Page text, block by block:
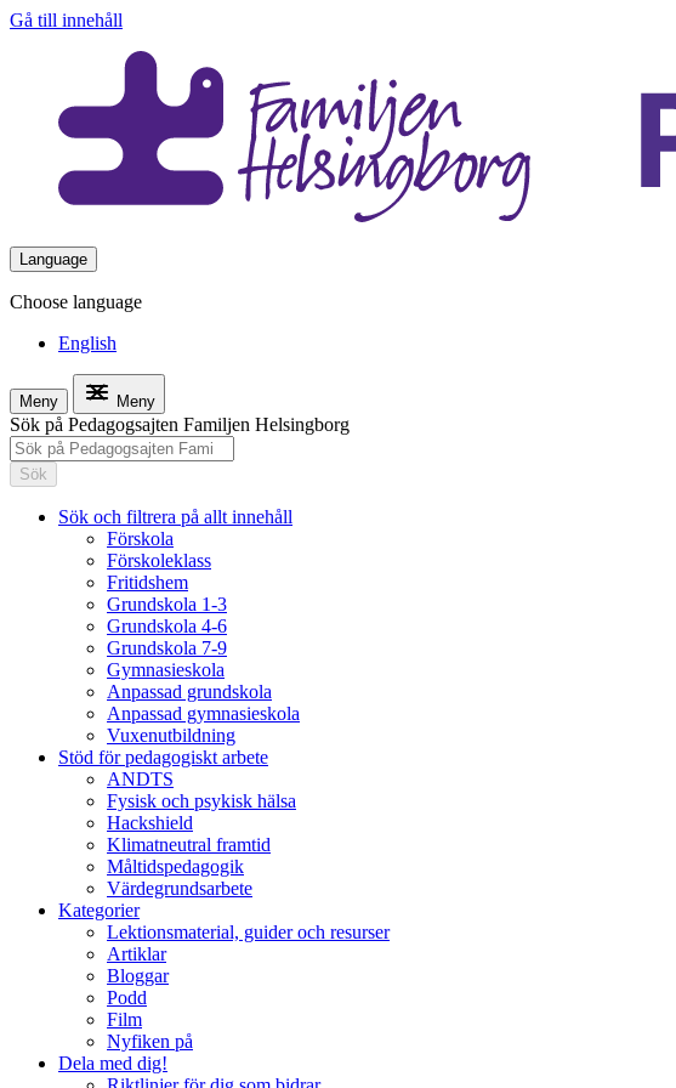
Gå till innehåll
Language
Choose language
English
Meny Meny
Sök på Pedagogsajten Familjen Helsingborg
Sök
Sök och filtrera på allt innehåll
Förskola
Förskoleklass
Fritidshem
Grundskola 1-3
Grundskola 4-6
Grundskola 7-9
Gymnasieskola
Anpassad grundskola
Anpassad gymnasieskola
Vuxenutbildning
Stöd för pedagogiskt arbete
ANDTS
Fysisk och psykisk hälsa
Hackshield
Klimatneutral framtid
Måltidspedagogik
Värdegrundsarbete
Kategorier
Lektionsmaterial, guider och resurser
Artiklar
Bloggar
Podd
Film
Nyfiken på
Dela med dig!